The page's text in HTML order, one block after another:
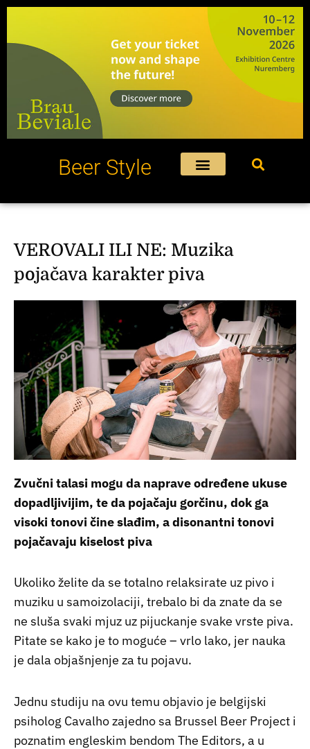
Пређи
садржај
Beer Style
VEROVALI ILI NE: Muzika
pojačava karakter piva
Zvučni talasi mogu da naprave određene ukuse
dopadljivijim, te da pojačaju gorčinu, dok ga
visoki tonovi čine slađim, a disonantni tonovi
pojačavaju kiselost piva
Ukoliko želite da se totalno relaksirate uz pivo i
muziku u samoizolaciji, trebalo bi da znate da se
ne sluša svaki mjuz uz pijuckanje svake vrste piva.
Pitate se kako je to moguće – vrlo lako, jer nauka
je dala objašnjenje za tu pojavu.
Jednu studiju na ovu temu objavio je belgijski
psiholog Cavalho zajedno sa Brussel Beer Project i
poznatim engleskim bendom The Editors, a u